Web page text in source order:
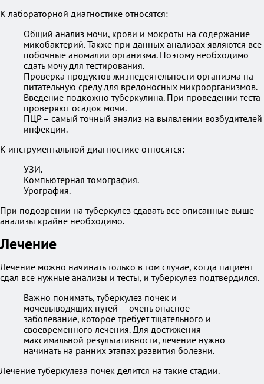
К лабораторной диагностике относятся:
Общий анализ мочи, крови и мокроты на содержание
микобактерий. Также при данных анализах являются все
побочные аномалии организма. Поэтому необходимо
сдать мочу для тестирования.
Проверка продуктов жизнедеятельности организма на
питательную среду для вредоносных микроорганизмов.
Введение подкожно туберкулина. При проведении теста
проверяют осадок мочи.
ПЦР – самый точный анализ на выявлении возбудителей
инфекции.
К инструментальной диагностике относятся:
УЗИ.
Компьютерная томография.
Урография.
При подозрении на туберкулез сдавать все описанные выше
анализы крайне необходимо.
Лечение
Лечение можно начинать только в том случае, когда пациент
сдал все нужные анализы и тесты, и туберкулез подтвердился.
Важно понимать, туберкулез почек и
мочевыводящих путей — очень опасное
заболевание, которое требует тщательного и
своевременного лечения. Для достижения
максимальной результативности, лечение нужно
начинать на ранних этапах развития болезни.
Лечение туберкулеза почек делится на такие стадии.